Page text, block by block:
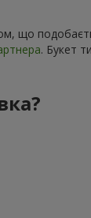
що
. Букет